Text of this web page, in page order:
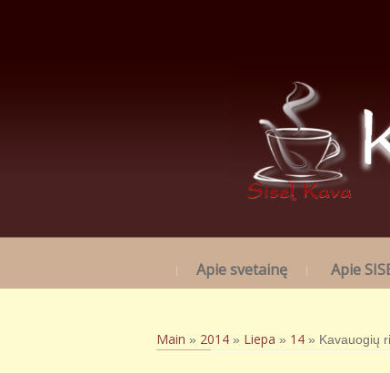
Apie svetainę Apie
Main » 2014 » Liepa » 14 » Kavauogių